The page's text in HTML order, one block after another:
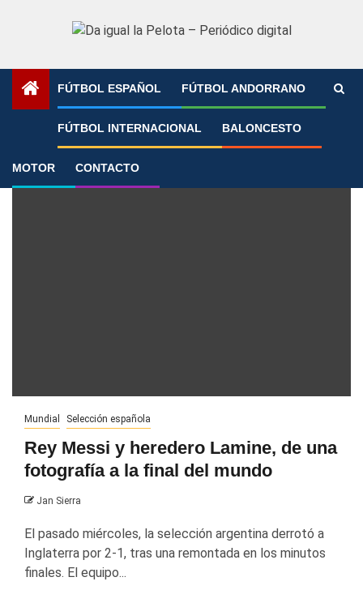
FÚTBOL ESPAÑOL FÚTBOL ANDORRANO
FÚTBOL INTERNACIONAL BALONCESTO
MOTOR CONTACTO
»
Lionel Messi
Mundial Selección española
Rey Messi y heredero Lamine, de una
fotografía a la final del mundo
Jan Sierra
El pasado miércoles, la selección argentina derrotó a
Inglaterra por 2-1, tras una remontada en los minutos
finales. El equipo...